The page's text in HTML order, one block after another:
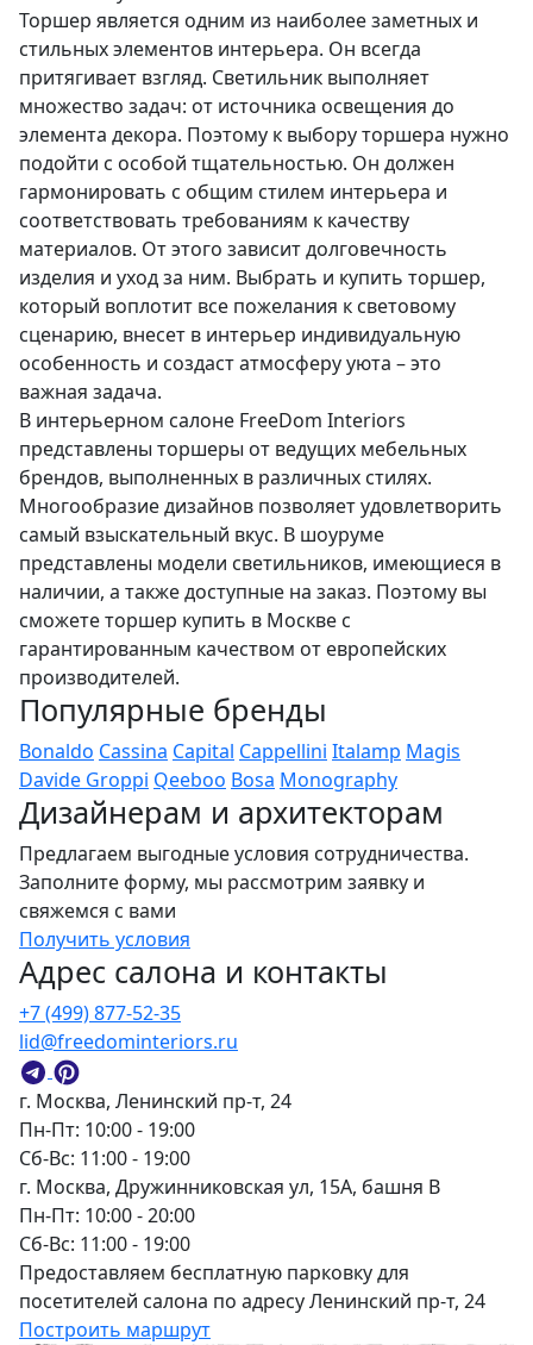
Торшер является одним из наиболее заметных и
стильных элементов интерьера. Он всегда
притягивает взгляд. Светильник выполняет
множество задач: от источника освещения до
элемента декора. Поэтому к выбору торшера нужно
подойти с особой тщательностью. Он должен
гармонировать с общим стилем интерьера и
соответствовать требованиям к качеству
материалов. От этого зависит долговечность
изделия и уход за ним. Выбрать и купить торшер,
который воплотит все пожелания к световому
сценарию, внесет в интерьер индивидуальную
особенность и создаст атмосферу уюта – это
важная задача.
В интерьерном салоне FreeDom Interiors
представлены торшеры от ведущих мебельных
брендов, выполненных в различных стилях.
Многообразие дизайнов позволяет удовлетворить
самый взыскательный вкус. В шоуруме
представлены модели светильников, имеющиеся в
наличии, а также доступные на заказ. Поэтому вы
сможете торшер купить в Москве с
гарантированным качеством от европейских
производителей.
Популярные бренды
Bonaldo Cassina Capital Cappellini Italamp Magis
Davide Groppi Qeeboo Bosa Monography
Дизайнерам и архитекторам
Предлагаем выгодные условия сотрудничества.
Заполните форму, мы рассмотрим заявку и
свяжемся с вами
Получить условия
Адрес салона и контакты
г. Москва, Ленинский пр-т, 24
Пн-Пт: 10:00 - 19:00
Сб-Вс: 11:00 - 19:00
г. Москва, Дружинниковская ул, 15А, башня В
Пн-Пт: 10:00 - 20:00
Сб-Вс: 11:00 - 19:00
Предоставляем бесплатную парковку для
посетителей салона по адресу Ленинский пр-т, 24
Построить маршрут
+7 (499) 877-52-35
lid@freedominteriors.ru